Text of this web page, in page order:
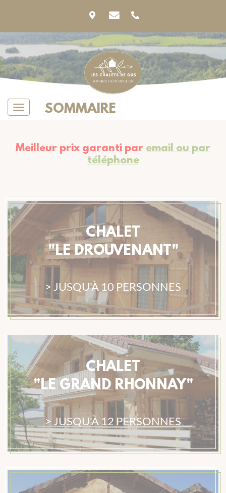
SOMMAIRE
Meilleur prix garanti par email ou par
téléphone
CHALET
"LE DROUVENANT"
> JUSQU'À 10 PERSONNES
CHALET
"LE GRAND RHONNAY"
> JUSQU'À 12 PERSONNES